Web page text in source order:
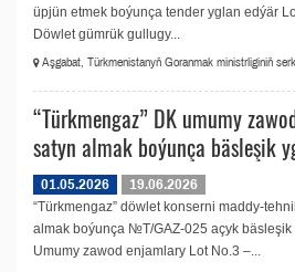
üpjün etmek boýunça tender yglan edýär
Döwlet gümrük gullugy...
Aşgabat, Türkmenistanyň Goranmak ministrliginiň
“Türkmengaz” DK umumy
satyn almak boýunça bäsleşik
01.05.2026
19.06.2026
“Türkmengaz” döwlet konserni maddy-
almak boýunça №T/GAZ-025 açyk bäsleşik
Umumy zawod enjamlary Lot No.3 –...